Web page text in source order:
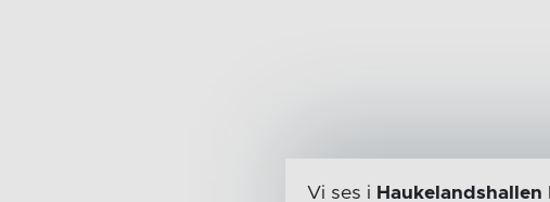
Vi ses i Haukelandshallen